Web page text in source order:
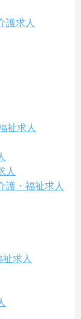
護求人
祉求人
人
護・福祉求人
求人